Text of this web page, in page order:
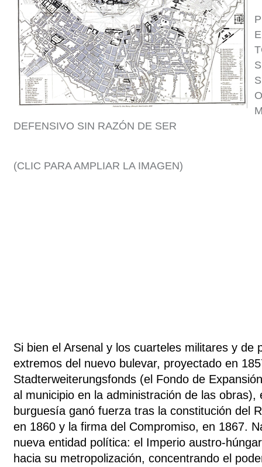
DEFENSIVO SIN RAZÓN DE SER
(CLIC PARA AMPLIAR LA IMAGEN)
Si bien el Arsenal y los cuarteles militares y de
extremos del nuevo bulevar, proyectado en
Stadterweiterungsfonds (el Fondo de
al municipio en la administración de las obras),
burguesía ganó fuerza tras la constitución del
en 1860 y la firma del Compromiso, en 1867.
nueva entidad política: el Imperio austro-
hacia su metropolización, concentrando el